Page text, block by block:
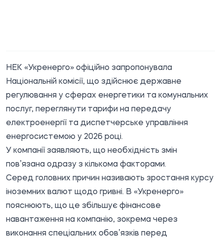
НЕК «Укренерго» офіційно запропонувала
Національній комісії, що здійснює державне
регулювання у сферах енергетики та комунальних
послуг, переглянути тарифи на передачу
електроенергії та диспетчерське управління
енергосистемою у 2026 році.
У компанії заявляють, що необхідність змін
пов’язана одразу з кількома факторами.
Серед головних причин називають зростання курсу
іноземних валют щодо гривні. В «Укренерго»
пояснюють, що це збільшує фінансове
навантаження на компанію, зокрема через
виконання спеціальних обов’язків перед